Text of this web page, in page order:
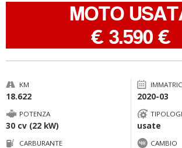
MOTO
€ 3.590 €
KM
18.622 2020-03
POTENZA
30 cv (22 kW) usate
CARBURANTE CAMBIO